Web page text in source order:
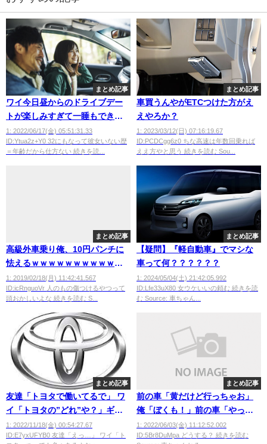
まとめ記事
ワイ今日昼からのドライブデー
トが楽しみすぎて一睡もできず
ｗｗｗｗｗｗ
1: 2022/06/17(金) 05:51:31.33
ID:Ytua2z+Y0 32にもなって彼女いない歴
＝年齢だから仕方ない 続きを読...
まとめ記事
車買うんやがETCつけた方がえ
えやろか？
1: 2023/03/12(日) 07:16:19.67
ID:PCDCgg6z0 ちな高速は年数回乗れば
ええ方やと思う 続きを読む Sou...
まとめ記事
高級外車乗り俺、10円パンチに
怯えるｗｗｗｗｗｗｗｗｗｗｗ
ｗｗｗｗｗ
1: 2019/02/18(月) 11:42:41.567
ID:icRnguoVr 人のもの傷つけるやつって
頭おかしいよな 続きを読む S...
まとめ記事
【疑問】『軽自動車』でマシな
車って何？？？？？？
1: 2024/05/04(土) 21:42:05.992
ID:Lfe33uX80 女ウケいいの頼む 続きを読
む Source: 車ちゃん...
まとめ記事
友達「トヨタで働いてるで」 ワ
イ「トヨタの”どれ”や？」ギロ
ッ
1: 2022/11/18(金) 00:54:27.67
ID:E7yxUFYB0 友達「えっ…」 ワイ「ト
まとめ記事
前の車「黄だけど行っちゃお」
俺「ぼくも！」前の車「やっぱ
やーめた！」急停止←こいつ
1: 2022/06/03(金) 11:12:52.002
ID:5Br8DuMpa どうする？ 続きを読む